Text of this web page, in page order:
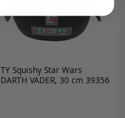
TY Squishy Star Wars
DARTH VADER, 30 cm 39356